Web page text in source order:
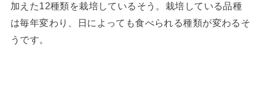
加えた12種類を栽培しているそう。栽培している品種
は毎年変わり、日によっても食べられる種類が変わるそ
うです。